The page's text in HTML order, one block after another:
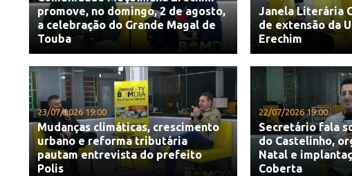
promove, no domingo, 2 de agosto,
a celebração do Grande Magal de
Touba
Janela Literária
de extensão da
Erechim
23/07/2026 19:00
Mudanças climáticas, crescimento
urbano e reforma tributária
pautam entrevista do prefeito
Polis
22/07/2026 19:00
Secretário fala
do Castelinho,
Natal e
Coberta